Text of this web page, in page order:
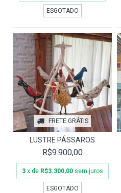
ESGOTADO
FRETE GRÁTIS
LUSTRE PÁSSAROS
R$9.900,00
3 x de R$3.300,00 sem juros
ESGOTADO